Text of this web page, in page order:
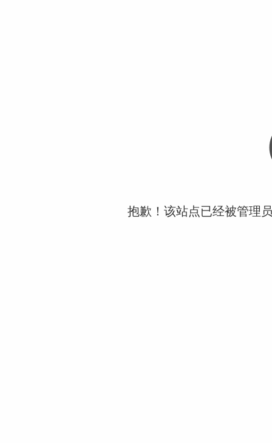
抱歉！该站点已经被管理